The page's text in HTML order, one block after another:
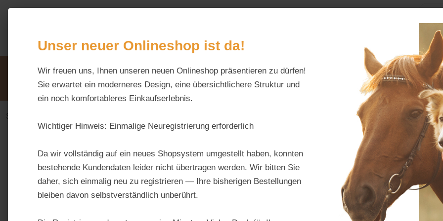
Hauptinhalt springen
Zur Suche springen
Alles fürs
Unsere VorteileBeratung via WhatsApp:
0176 / 99 66 31 80
Schreiben Sie uns:
info@tierfutter-fischer.de
Öffnungszeiten:
Mo–Fr: 9–18 Uhr ·
Stall & Weide
Hersteller:
Regulärer
Unser neuer Onlineshop ist da!
Wir freuen uns, Ihnen unseren neuen Onlineshop präsentieren zu dürfen!
Sie erwartet ein moderneres Design, eine übersichtlichere Struktur und
ein noch komfortableres Einkaufserlebnis.
Wichtiger Hinweis: Einmalige Neuregistrierung erforderlich
Da wir vollständig auf ein neues Shopsystem umgestellt haben, konnten
bestehende Kundendaten leider nicht übertragen werden. Wir bitten Sie
daher, sich einmalig neu zu registrieren — Ihre bisherigen Bestellungen
bleiben davon selbstverständlich unberührt.